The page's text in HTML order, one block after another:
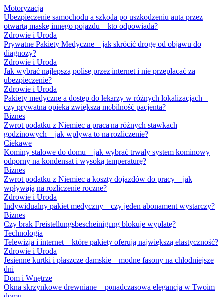
Motoryzacja
Ubezpieczenie samochodu a szkoda po uszkodzeniu auta przez
otwartą maskę innego pojazdu – kto odpowiada?
Zdrowie i Uroda
Prywatne Pakiety Medyczne – jak skrócić drogę od objawu do
diagnozy?
Zdrowie i Uroda
Jak wybrać najlepszą polisę przez internet i nie przepłacać za
ubezpieczenie?
Zdrowie i Uroda
Pakiety medyczne a dostęp do lekarzy w różnych lokalizacjach –
czy prywatna opieka zwiększa mobilność pacjenta?
Biznes
Zwrot podatku z Niemiec a praca na różnych stawkach
godzinowych – jak wpływa to na rozliczenie?
Ciekawe
Kominy stalowe do domu – jak wybrać trwały system kominowy
odporny na kondensat i wysoką temperaturę?
Biznes
Zwrot podatku z Niemiec a koszty dojazdów do pracy – jak
wpływają na rozliczenie roczne?
Zdrowie i Uroda
Indywidualny pakiet medyczny – czy jeden abonament wystarczy?
Biznes
Czy brak Freistellungsbescheinigung blokuje wypłatę?
Technologia
Telewizja i internet – które pakiety oferują największą elastyczność?
Zdrowie i Uroda
Jesienne kurtki i płaszcze damskie – modne fasony na chłodniejsze
dni
Dom i Wnętrze
Okna skrzynkowe drewniane – ponadczasowa elegancja w Twoim